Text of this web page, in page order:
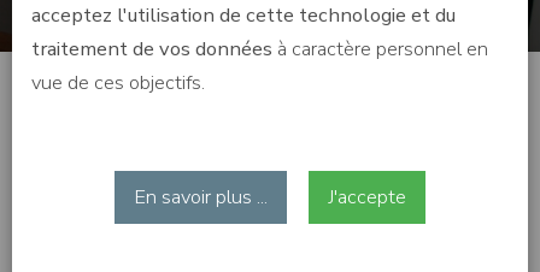
Proximité
acceptez l'utilisation de cette technologie et du
traitement de vos données à caractère personnel en
vue de ces objectifs.
En savoir plus ... J'accepte